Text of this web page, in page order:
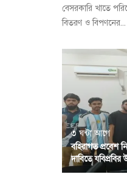
বেসরকারি খাতে
বিতরণ ও বিপণনের...
৩ ঘন্টা আগে
বহিরাগত প্রবেশ
দাবিতে